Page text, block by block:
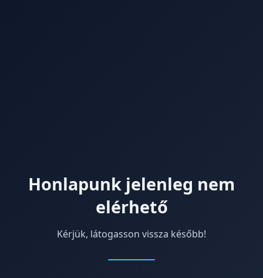
Honlapunk jelenleg nem
elérhető
Kérjük, látogasson vissza később!